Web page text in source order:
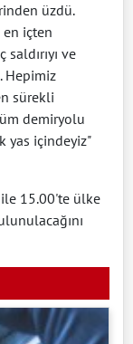
üzdü.
en içten
ve
Hepimiz
sürekli
demiryolu
yas içindeyiz"
15.00'te ülke